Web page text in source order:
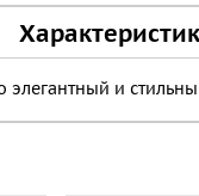
элегантный и